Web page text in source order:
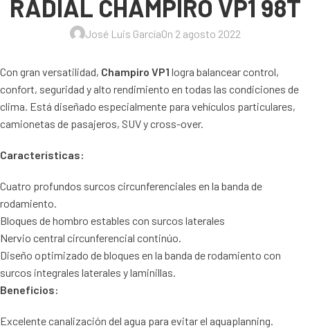
RADIAL CHAMPIRO VP1 98T
José Luis GarcíaOn 2 agosto 2022
Con gran versatilidad, Champiro VP1 logra balancear control,
confort, seguridad y alto rendimiento en todas las condiciones de
clima. Está diseñado especialmente para vehículos particulares,
camionetas de pasajeros, SUV y cross-over.
Características:
Cuatro profundos surcos circunferenciales en la banda de
rodamiento.
Bloques de hombro estables con surcos laterales
Nervio central circunferencial continúo.
Diseño optimizado de bloques en la banda de rodamiento con
surcos integrales laterales y laminillas.
Beneficios:
Excelente canalización del agua para evitar el aquaplanning.